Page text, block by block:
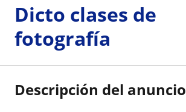
Dicto clases de
fotografía
Descripción del anuncio